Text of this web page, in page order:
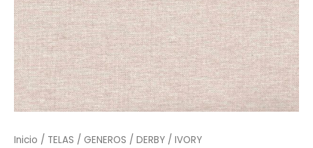
Inicio / TELAS / GENEROS / DERBY / IVORY